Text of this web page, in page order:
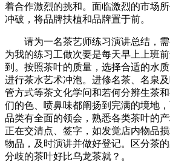
着合作激烈的挑和。面临激烈的市场
冲破，将品牌扶植和品牌置于前。
请为一名茶艺师练习演讲总结，需
为我的练习工做次要是每天早上上班
到。按照茶叶的质量，选择合适的水
进行茶水艺术冲泡。进修名茶、名泉
管方式等茶文化学问和若何分辨生茶
们的色、喷鼻味都阐扬到完满的境地
品类有全面的领会，熟悉各类茶叶的产
正在交清点、签字，如发觉店内物品
物品，及时演讲并做好登记。区分茶
分歧的茶叶好比乌龙茶就？。